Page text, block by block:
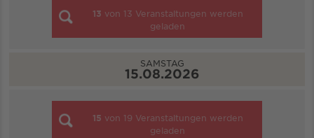
13 von 13 Veranstaltungen werden
geladen
SAMSTAG
15.08.2026
15 von 19 Veranstaltungen werden
geladen